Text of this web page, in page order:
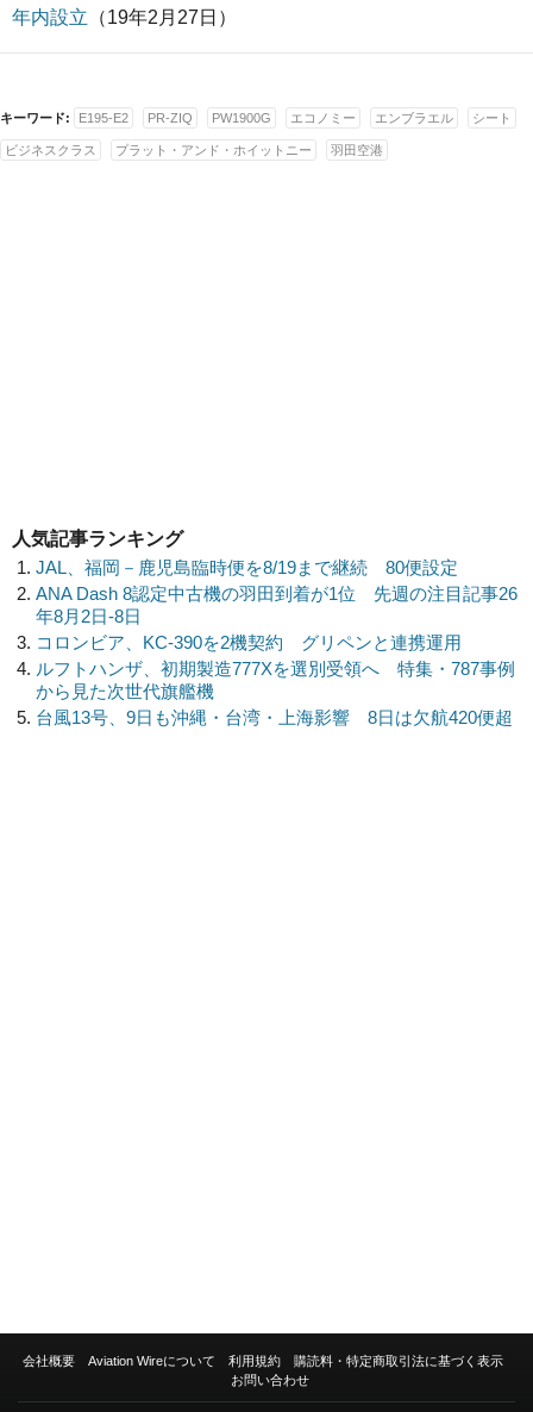
年内設立 （19年2月27日）
キーワード: E195-E2 PR-ZIQ PW1900G エコノミー エンブラエル シート
ビジネスクラス プラット・アンド・ホイットニー 羽田空港
人気記事ランキング
JAL、福岡－鹿児島臨時便を8/19まで継続 80便設定
ANA Dash 8認定中古機の羽田到着が1位 先週の注目記事26
年8月2日-8日
コロンビア、KC-390を2機契約 グリペンと連携運用
ルフトハンザ、初期製造777Xを選別受領へ 特集・787事例
から見た次世代旗艦機
台風13号、9日も沖縄・台湾・上海影響 8日は欠航420便超
会社概要 Aviation Wireについて 利用規約
購読料・特定商取引法に基づく表示
お問い合わせ